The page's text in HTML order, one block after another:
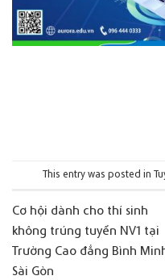
This entry was posted in
Cơ hội dành cho thí sinh
không trúng tuyển NV1 tại
Trường Cao đẳng Bình
Sài Gòn